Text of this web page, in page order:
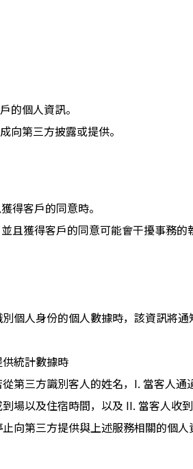
的個人資訊。
向第三方披露或提供。
得客戶的同意時。
且獲得客戶的同意可能會干擾事務的
個人身份的個人數據時，該資訊將
統計數據時
第三方識別客人的姓名，I. 當客人
場以及住宿時間，以及 II. 當客人收
向第三方提供與上述服務相關的個